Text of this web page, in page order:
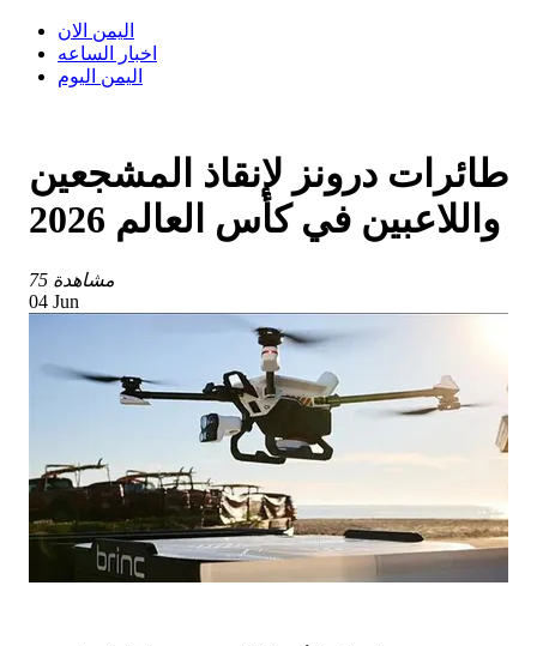
اليمن الان
اخبار الساعه
اليمن اليوم
طائرات درونز لإنقاذ المشجعين
واللاعبين في كأس العالم 2026
75 مشاهدة
04 Jun